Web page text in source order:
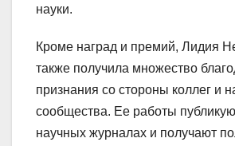
науки.
Кроме наград и премий, Лидия
также получила множество
признания со стороны коллег и
сообщества. Ее работы
научных журналах и получают